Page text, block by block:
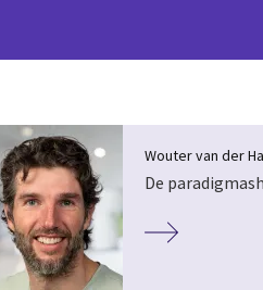
Wouter van der
De